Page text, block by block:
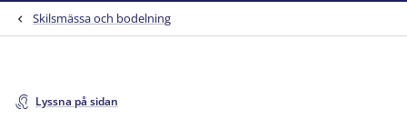
Skilsmässa och bodelning
Lyssna på sidan